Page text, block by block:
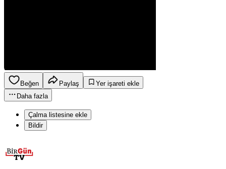
Beğen Paylaş
Yer işareti ekle
Daha fazla
Çalma listesine ekle
Bildir